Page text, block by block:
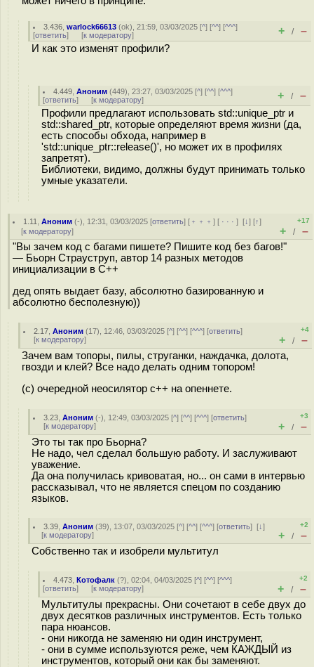
3.436 ,warlock66613 (ok), 21:59, 03/03/2025 [^] [^^] [^^^]
[ответить] [к модератору] + / –
И как это изменят профили?
4.449 ,Аноним (449), 23:27, 03/03/2025 [^] [^^] [^^^]
[ответить] [к модератору] + / –
Профили предлагают использовать std::unique_ptr и
std::shared_ptr, которые определяют время жизни (да,
есть способы обхода, например в
'std::unique_ptr::release()', но может их в профилях
запретят).
Библиотеки, видимо, должны будут принимать только
умные указатели.
1.11 ,Аноним (-), 12:31, 03/03/2025 [ответить] [ ﹢﹢﹢] [ · · ·][↓] [↑]
[к модератору]
+17
+ / –
"Вы зачем код с багами пишете? Пишите код без багов!"
— Бьорн Страуструп, автор 14 разных методов
инициализации в C++
дед опять выдает базу, абсолютно базированную и
абсолютно бесполезную))
2.17 ,Аноним (17), 12:46, 03/03/2025 [^] [^^] [^^^] [ответить]
[к модератору]
+4
+ / –
Зачем вам топоры, пилы, струганки, наждачка, долота,
гвозди и клей? Все надо делать одним топором!
(с) очередной неосилятор с++ на опеннете.
3.23 ,Аноним (-), 12:49, 03/03/2025 [^] [^^] [^^^] [ответить]
[к модератору]
+3
+ / –
Это ты так про Бьорна?
Не надо, чел сделал большую работу. И заслуживают
уважение.
Да она получилась кривоватая, но... он сами в интервью
рассказывал, что не является спецом по созданию
языков.
3.39 ,Аноним (39), 13:07, 03/03/2025 [^] [^^] [^^^] [ответить][↓]
[к модератору]
+2
+ / –
Собственно так и изобрели мультитул
4.473 ,Котофалк (?), 02:04, 04/03/2025 [^] [^^] [^^^]
[ответить] [к модератору]
+2
+ / –
Мультитулы прекрасны. Они сочетают в себе двух до
двух десятков различных инструментов. Есть только
пара нюансов.
- они никогда не заменяю ни один инструмент,
- они в сумме используются реже, чем КАЖДЫЙ из
инструментов, который они как бы заменяют.